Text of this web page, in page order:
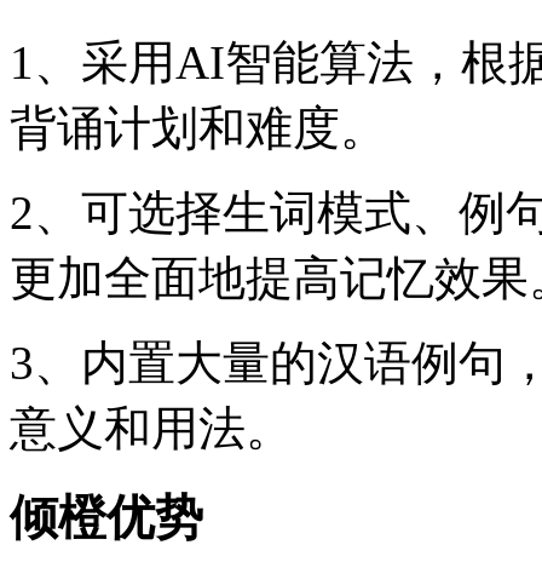
1、采用AI智能算法，根
背诵计划和难度。
2、可选择生词模式、例
更加全面地提高记忆效果
3、内置大量的汉语例句
意义和用法。
倾橙优势